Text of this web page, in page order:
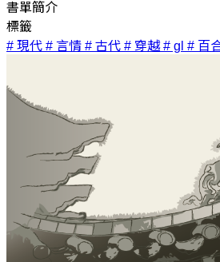
書單簡介
標籤
# 現代 # 言情 # 古代 # 穿越# gl # 百